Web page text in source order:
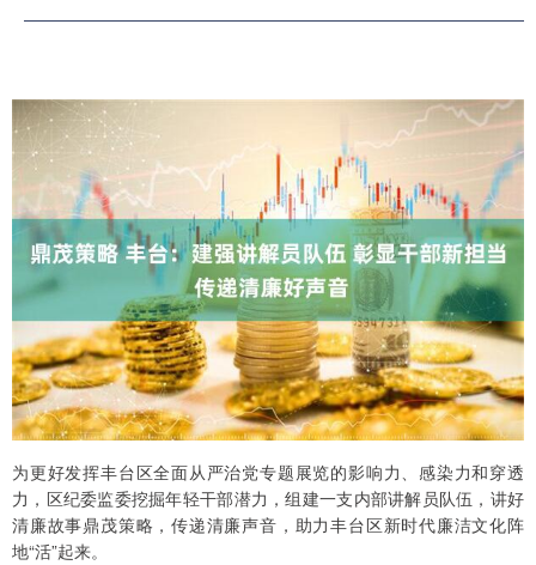
为更好发挥丰台区全面从严治党专题展览的影响力、感染力和穿透
力，区纪委监委挖掘年轻干部潜力，组建一支内部讲解员队伍，讲好
清廉故事鼎茂策略，传递清廉声音，助力丰台区新时代廉洁文化阵
地“活”起来。